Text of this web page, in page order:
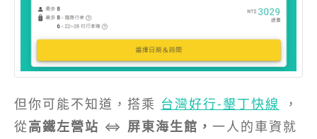
但你可能不知道，搭乘 台灣好行-墾丁快線
，
從高鐵左營站 ⇔ 屏東海生館， 一人的車資就